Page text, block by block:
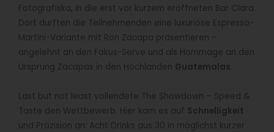
Fotografiska, in die erst vor kurzem eröffneten Bar Clara.
Dort durften die Teilnehmenden eine luxuriöse Espresso-
Martini-Variante mit Ron Zacapa präsentieren –
angelehnt an den Fokus-Serve und als Hommage an den
Ursprung Zacapas in den Hochlanden Guatemalas
Last but not least vollendete The Showdown – Speed &
Taste den Wettbewerb. Hier kam es auf Schnelligkeit
und Präzision an: Acht Drinks aus 30 in möglichst kurzer